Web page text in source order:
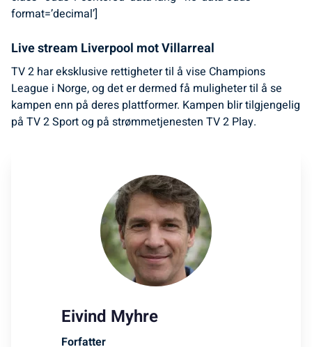
format=’decimal’]
Live stream Liverpool mot Villarreal
TV 2 har eksklusive rettigheter til å vise Champions
League i Norge, og det er dermed få muligheter til å se
kampen enn på deres plattformer. Kampen blir tilgjengelig
på TV 2 Sport og på strømmetjenesten TV 2 Play.
Eivind Myhre
Forfatter